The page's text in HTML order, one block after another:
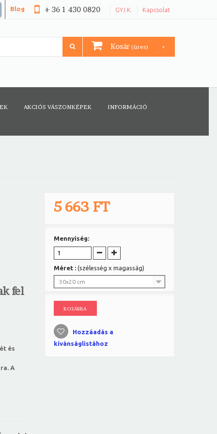
GY.I.K. Kapcsolat
+ 36 1 430 0820
Blog
Kosár (üres)
AKCIÓS VÁSZONKÉPEK INFORMÁCIÓ
fel
és
A
5 663 FT
Mennyiség:
Méret : (szélesség x magasság)
30x20 cm
KOSÁRBA
Hozzáadás a
kívánságlistához